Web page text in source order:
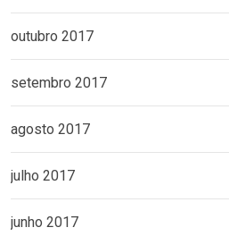
outubro 2017
setembro 2017
agosto 2017
julho 2017
junho 2017